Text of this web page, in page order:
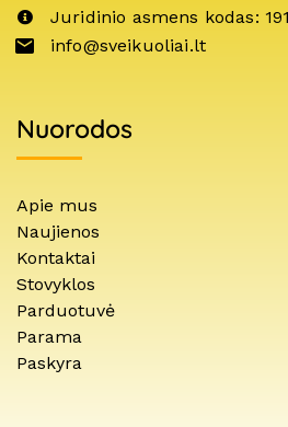
Juridinio asmens kodas:
info@sveikuoliai.lt
Nuorodos
Apie mus
Naujienos
Kontaktai
Stovyklos
Parduotuvė
Parama
Paskyra